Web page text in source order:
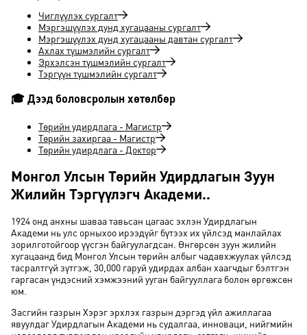
Чиглүүлэх сургалт
Мэргэшүүлэх дунд хугацааны сургалт
Мэргэшүүлэх дунд хугацааны давтан сургалт
Ахлах түшмэлийн сургалт
Эрхэлсэн түшмэлийн сургалт
Тэргүүн түшмэлийн сургалт
🎓 Дээд боловсролын хөтөлбөр
Төрийн удирдлага - Магистр
Төрийн захиргаа - Магистр
Төрийн удирдлага - Доктор
Монгол Улсын Төрийн Удирдлагын Зуун
Жилийн Тэргүүлэгч Академи..
1924 онд анхны шаваа тавьсан цагаас эхлэн Удирдлагын
Академи нь улс орныхоо ирээдүйг бүтээх их үйлсэд манлайлах
зорилготойгоор үүсгэн байгуулагдсан. Өнгөрсөн зуун жилийн
хугацаанд бид Монгол Улсын төрийн албыг чадавхжуулах үйлсэд
тасралтгүй зүтгэж, 30,000 гаруй удирдах албан хаагчдыг бэлтгэн
гаргасан үндэсний хэмжээний ууган байгууллага болон өргөжсөн
юм.
Засгийн газрын Хэрэг эрхлэх газрын дэргэд үйл ажиллагаа
явуулдаг Удирдлагын Академи нь судалгаа, инноваци, нийгмийн